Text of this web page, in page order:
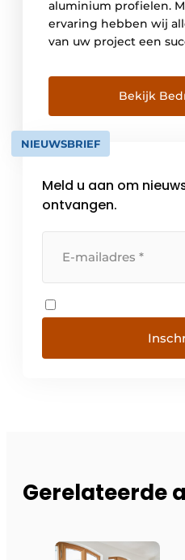
aluminium profielen.
ervaring hebben wij
van uw project een
knowhow en ervaring.
buigprojecten uit in
en voor verschillende
marktleider in
Bekijk
NIEUWSBRIEF
Meld u aan om
ontvangen.
Gerelateerde